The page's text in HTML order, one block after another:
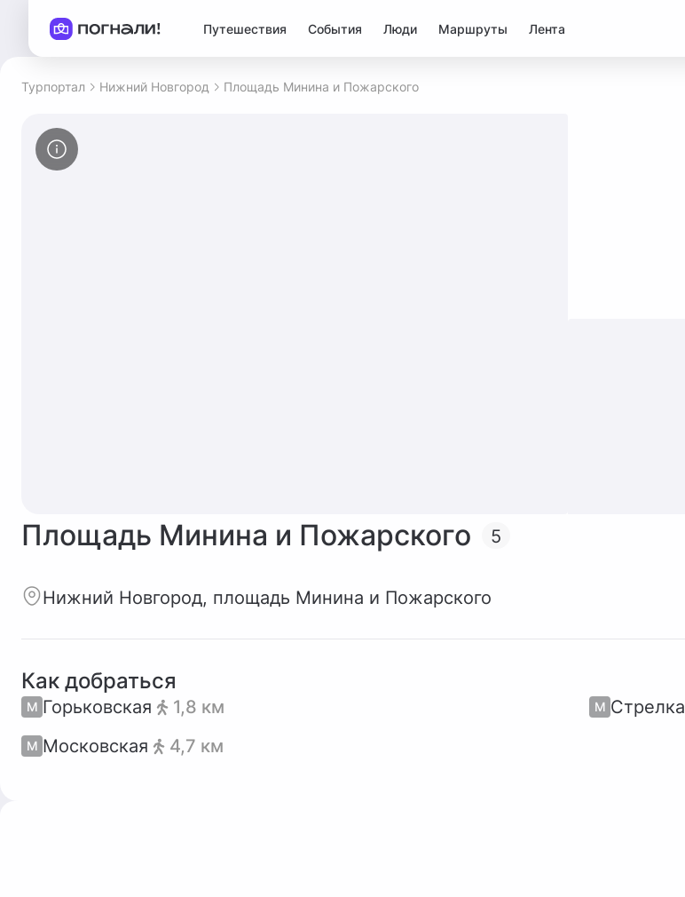
Путешествия События Люди Маршруты Лента
Турпортал Нижний Новгород Площадь Минина и Пожарского
Площадь Минина и Пожарского 5
Нижний Новгород, площадь Минина и Пожарского
Как добраться
М Горьковская 1,8 км М Стрелка
М Московская 4,7 км